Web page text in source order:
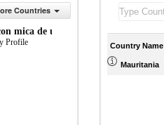
Countries
mica de un mercado
Profile Country Name
Mauritania